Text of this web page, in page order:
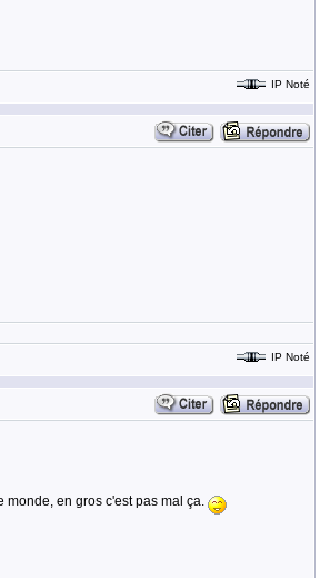
IP Noté
IP Noté
en gros c'est pas mal ça.